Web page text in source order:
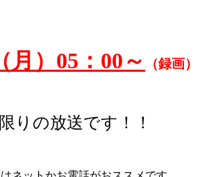
月）05：00～ （録画）
りの放送です！！